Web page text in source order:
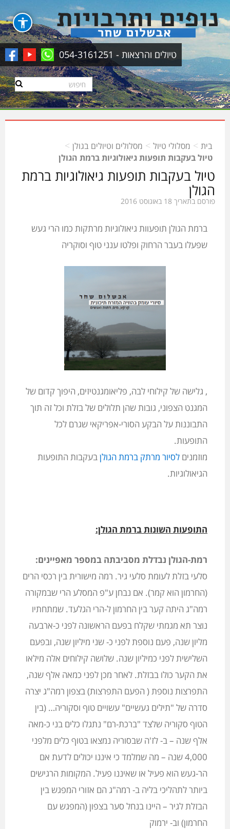
טיולים והרצאות - 054-3161251
בית > מסלולי טיול > מסלולים וטיולים בגולן >
טיול בעקבות תופעות גיאולוגיות ברמת הגולן
טיול בעקבות תופעות גיאולוגיות ברמת
הגולן
פורסם בתאריך 18 באוגוסט 2016
ברמת הגולן תופעוות גיאולוגיות מרתקות כמו הרי געש
שפעלו בעבר הרחוק ופלטו ענני טוף וסוקריה
, גלישה של קילוחי לבה, פליאומגנטיזים, היפוך קדום של
המגנט הצפוני, גובות שהן תלולים של בזלת וכל זה תוך
התבוננות על הבקע הסורי-אפריקאי שגרם לכל
התופעות.
מוזמנים לסיור מרתק ברמת הגולןבעקבות התופעות
הגיאולוגיות.
התופעות השונות ברמת הגולן:
רמת-הגולן נבדלת מסביבתה במספר מאפיינים:
סלעי בזלת לעומת סלעי גיר. רמה מישורית בין רכסי הרים
(החרמון הוא קמר). אם נבחן ע"פ המסלע הרי שבמקורה
רמה"ג היתה קער בין החרמון ל-הרי הגלעד. שמתחתיו
נוצר תא מגמתי שקלח בפעם הראשונה לפני כ-ארבעה
מליון שנה, פעם נוספת לפני כ- שני מיליון שנה, ובפעם
השלישית לפני כמיליון שנה. שלושה קילוחים אלה מילאו
את הקער כולו בבזלת. לאחר מכן לפני כמאה אלף שנה,
התפרצות נוספת ( הפעם התפרצות) בצפון רמה"ג יצרה
סדרה של "תילים געשיים" עשויים טוף וסקוריה… (בין
הטוף סקוריה שלצד "ברכת-רם" נתגלו כלים בני כ-מאה
אלף שנה – ב- לז'ה שבסוריה נמצאו בטוף כלים מלפני
4,000 שנה – מה שמלמד כי איננו יכולים לדעת אם
הר-געש הוא פעיל או שאיננו פעיל. המקומות הרגישים
ביותר לתהליכי בליה ב- רמה"ג הם אזורי המפגש בין
הבזלת לגיר – היינו בנחל סער בצפון (המפגש עם
החרמון) וב- ירמוק